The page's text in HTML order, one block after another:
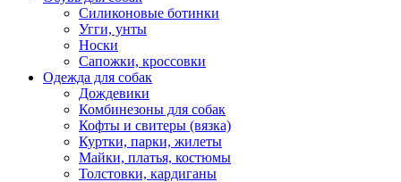
Силиконовые ботинки
Угги, унты
Носки
Сапожки, кроссовки
Одежда для собак
Дождевики
Комбинезоны для собак
Кофты и свитеры (вязка)
Куртки, парки, жилеты
Майки, платья, костюмы
Толстовки, кардиганы